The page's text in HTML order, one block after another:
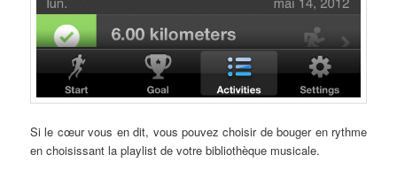
Si le cœur vous en dit, vous pouvez choisir de bouger en rythme
en choisissant la playlist de votre bibliothèque musicale.